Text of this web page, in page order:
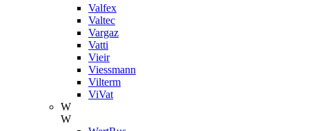
Valfex
Valtec
Vargaz
Vatti
Vieir
Viessmann
Vilterm
ViVat
W
W